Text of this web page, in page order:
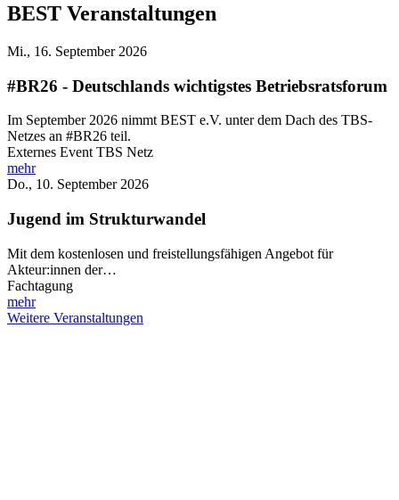
BEST Veranstaltungen
Mi., 16. September 2026
#BR26 - Deutschlands wichtigstes Betriebsratsforum
Im September 2026 nimmt BEST e.V. unter dem Dach des TBS-
Netzes an #BR26 teil.
Externes Event TBS Netz
mehr
Do., 10. September 2026
Jugend im Strukturwandel
Mit dem kostenlosen und freistellungsfähigen Angebot für
Akteur:innen der…
Fachtagung
mehr
Weitere Veranstaltungen